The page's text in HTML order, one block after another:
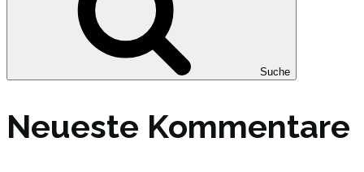
Suche
Neueste Kommentare